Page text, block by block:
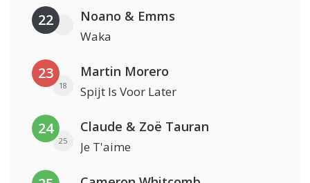
22 Noano & Emms
Waka
23
18
Martin Morero
Spijt Is Voor Later
24
25
Claude & Zoë Tauran
Je T'aime